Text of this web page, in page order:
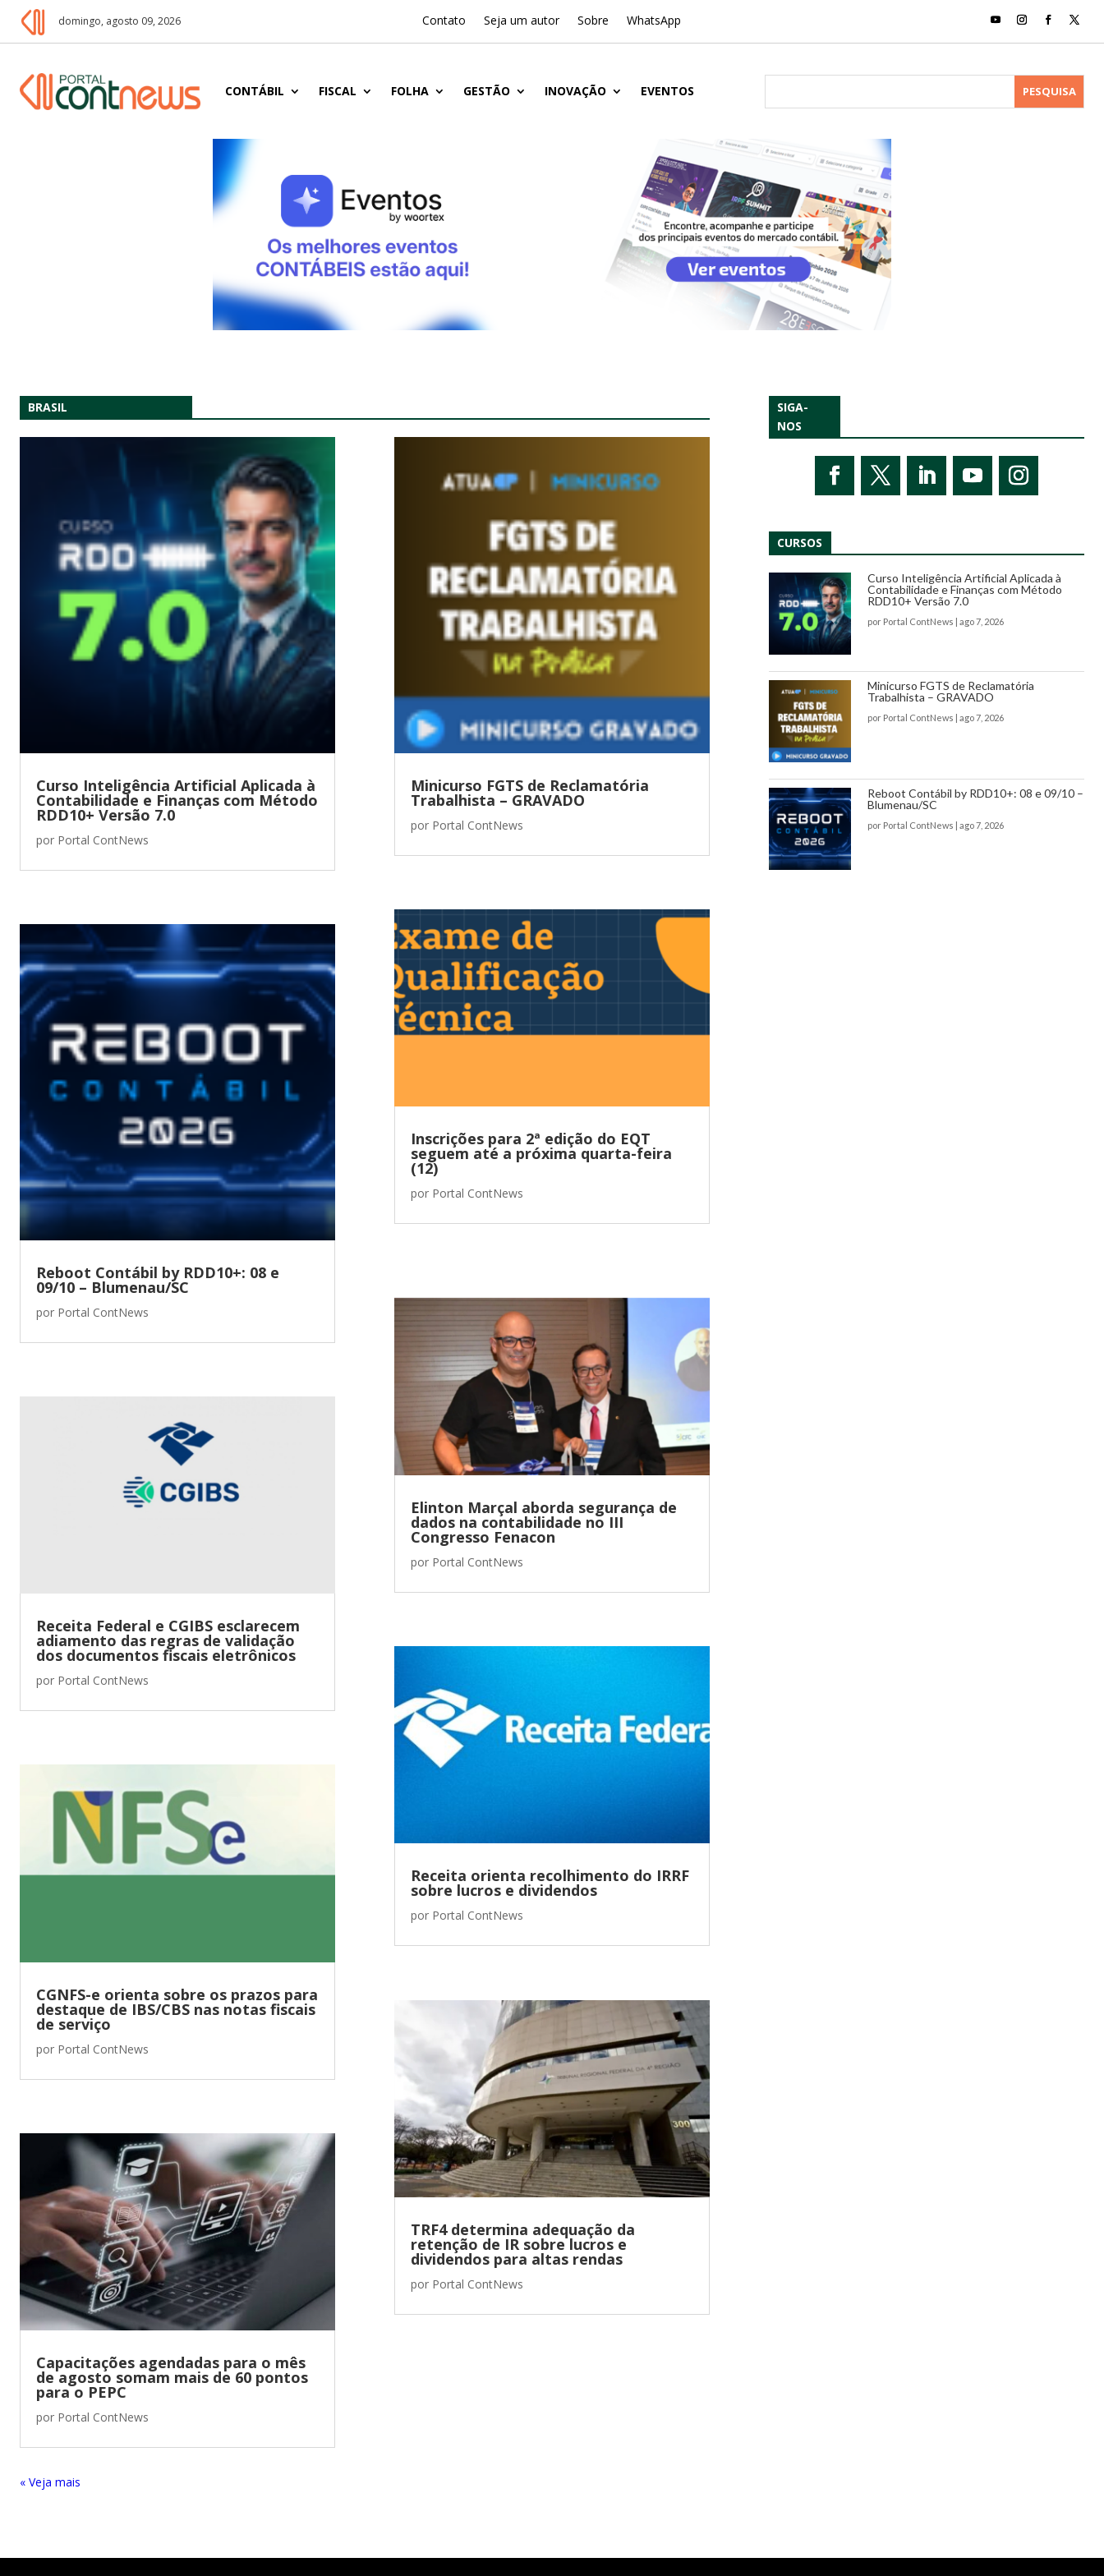
domingo, agosto 09, 2026 Contato Seja um autor Sobre WhatsApp
CONTÁBIL FISCAL FOLHA GESTÃO INOVAÇÃO EVENTOS
BRASIL
Curso Inteligência Artificial Aplicada à
Contabilidade e Finanças com Método
RDD10+ Versão 7.0
por Portal ContNews
Reboot Contábil by RDD10+: 08 e
09/10 – Blumenau/SC
por Portal ContNews
Receita Federal e CGIBS esclarecem
adiamento das regras de validação
dos documentos fiscais eletrônicos
por Portal ContNews
CGNFS-e orienta sobre os prazos para
destaque de IBS/CBS nas notas fiscais
de serviço
por Portal ContNews
Capacitações agendadas para o mês
de agosto somam mais de 60 pontos
para o PEPC
por Portal ContNews
Minicurso FGTS de Reclamatória
Trabalhista – GRAVADO
por Portal ContNews
Inscrições para 2ª edição do EQT
seguem até a próxima quarta-feira
(12)
por Portal ContNews
Elinton Marçal aborda segurança de
dados na contabilidade no III
Congresso Fenacon
por Portal ContNews
Receita orienta recolhimento do IRRF
sobre lucros e dividendos
por Portal ContNews
TRF4 determina adequação da
retenção de IR sobre lucros e
dividendos para altas rendas
por Portal ContNews
« Entradas Antigas
SIGA-
NOS
CURSOS
Curso Inteligência Artificial Aplicada à
Contabilidade e Finanças com Método
RDD10+ Versão 7.0
por Portal ContNews | ago 7, 2026
Minicurso FGTS de Reclamatória
Trabalhista – GRAVADO
por Portal ContNews | ago 7, 2026
Reboot Contábil by RDD10+: 08 e 09/10 –
Blumenau/SC
por Portal ContNews | ago 7, 2026